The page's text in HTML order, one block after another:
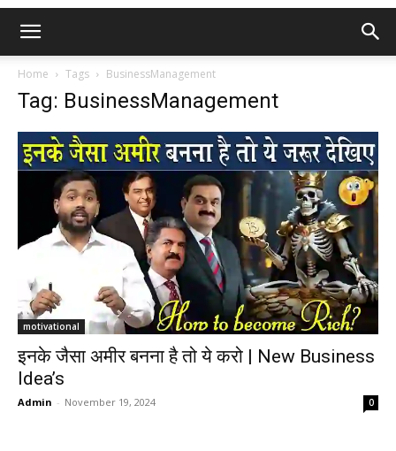
Home Tags BusinessManagement
Tag: BusinessManagement
motivational
इनके जैसा अमीर बनना है तो ये करो | New Business
Idea’s
Admin - November 19, 2024 0